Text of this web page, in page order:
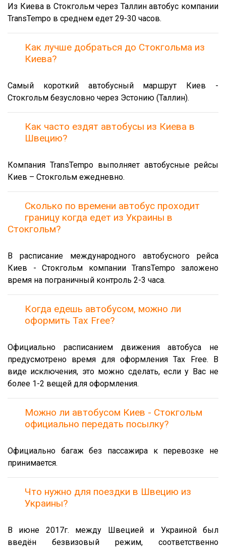
Из Киева в Стокгольм через Таллин автобус компании
TransTempo в среднем едет 29-30 часов.
Как лучше добраться до Стокгольма из
Киева?
Самый короткий автобусный маршрут Киев -
Стокгольм безусловно через Эстонию (Таллин).
Как часто ездят автобусы из Киева в
Швецию?
Компания TransTempo выполняет автобусные рейсы
Киев – Стокгольм ежедневно.
Сколько по времени автобус проходит
границу когда едет из Украины в
Стокгольм?
В расписание международного автобусного рейса
Киев - Стокгольм компании TransTempo заложено
время на пограничный контроль 2-3 часа.
Когда едешь автобусом, можно ли
оформить Tax Free?
Официально расписанием движения автобуса не
предусмотрено время для оформления Tax Free. В
виде исключения, это можно сделать, если у Вас не
более 1-2 вещей для оформления.
Можно ли автобусом Киев - Стокгольм
официально передать посылку?
Официально багаж без пассажира к перевозке не
принимается.
Что нужно для поездки в Швецию из
Украины?
В июне 2017г. между Швецией и Украиной был
введён безвизовый режим, соответственно